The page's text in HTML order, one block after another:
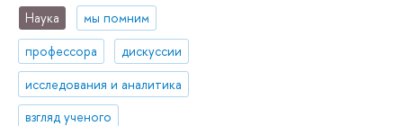
Наука
мы помним
профессора
дискуссии
исследования и аналитика
взгляд ученого